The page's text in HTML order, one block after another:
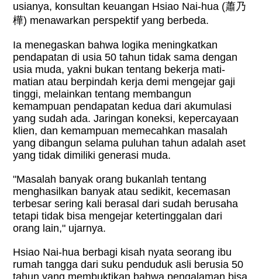
usianya, konsultan keuangan Hsiao Nai-hua (蕭乃
樺) menawarkan perspektif yang berbeda.
Ia menegaskan bahwa logika meningkatkan
pendapatan di usia 50 tahun tidak sama dengan
usia muda, yakni bukan tentang bekerja mati-
matian atau berpindah kerja demi mengejar gaji
tinggi, melainkan tentang membangun
kemampuan pendapatan kedua dari akumulasi
yang sudah ada. Jaringan koneksi, kepercayaan
klien, dan kemampuan memecahkan masalah
yang dibangun selama puluhan tahun adalah aset
yang tidak dimiliki generasi muda.
"Masalah banyak orang bukanlah tentang
menghasilkan banyak atau sedikit, kecemasan
terbesar sering kali berasal dari sudah berusaha
tetapi tidak bisa mengejar ketertinggalan dari
orang lain," ujarnya.
Hsiao Nai-hua berbagi kisah nyata seorang ibu
rumah tangga dari suku penduduk asli berusia 50